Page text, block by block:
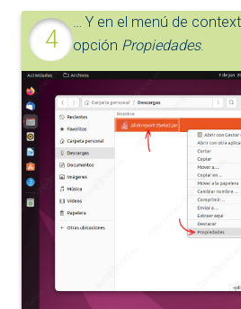
… Y en el menú de
opción Propiedades.